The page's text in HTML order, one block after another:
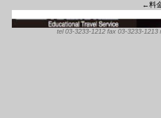
←料
tel 03-3233-1212 fax 03-3233-